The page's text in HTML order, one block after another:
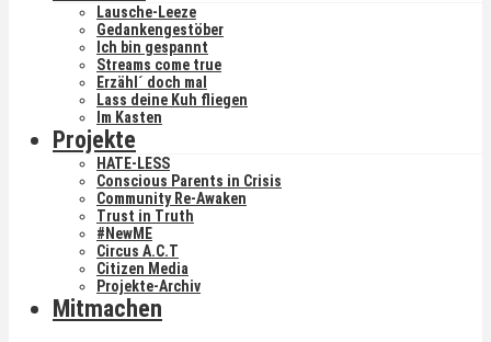
Lausche-Leeze
Gedankengestöber
Ich bin gespannt
Streams come true
Erzähl´ doch mal
Lass deine Kuh fliegen
Im Kasten
Projekte
HATE-LESS
Conscious Parents in Crisis
Community Re-Awaken
Trust in Truth
#NewME
Circus A.C.T
Citizen Media
Projekte-Archiv
Mitmachen